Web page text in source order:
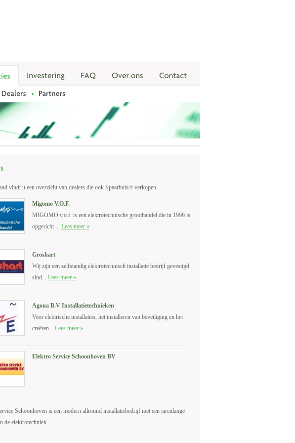
vindt u een overzicht van dealers die ook Spaarbuis® verkopen.
Migomo V.O.F.
MIGOMO v.o.f. is een elektrotechnische groothandel die in 1996 is
opgericht ... Lees meer »
Groshart
Wij zijn een zelfstandig elektrotechnisch installatie bedrijf gevestigd
sind... Lees meer »
Agona B.V Installatietechnieken
Voor elektrische installaties, het installeren van beveiliging en het
creëren... Lees meer »
Elektro Service Schoonhoven BV
Schoonhoven is een modern allround installatiebedrijf met een jarenlange
de elektrotechniek.